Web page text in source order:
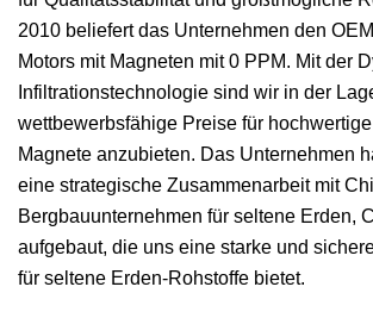
2010 beliefert das Unternehmen den
Motors mit Magneten mit 0 PPM. Mit der
Infiltrationstechnologie sind wir in der
wettbewerbsfähige Preise für
Magnete anzubieten. Das Unternehmen
eine strategische Zusammenarbeit mit
Bergbauunternehmen für seltene Erden,
aufgebaut, die uns eine starke und
für seltene Erden-Rohstoffe bietet.